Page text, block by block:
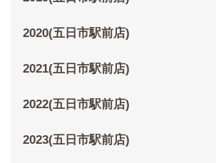
2020(五日市駅前店)
2021(五日市駅前店)
2022(五日市駅前店)
2023(五日市駅前店)